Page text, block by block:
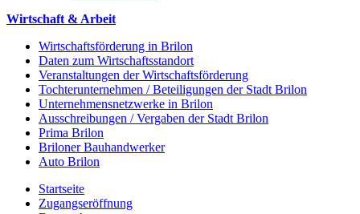
Wirtschaft & Arbeit
Wirtschaftsförderung in Brilon
Daten zum Wirtschaftsstandort
Veranstaltungen der Wirtschaftsförderung
Tochterunternehmen / Beteiligungen der Stadt Brilon
Unternehmensnetzwerke in Brilon
Ausschreibungen / Vergaben der Stadt Brilon
Prima Brilon
Briloner Bauhandwerker
Auto Brilon
Startseite
Zugangseröffnung